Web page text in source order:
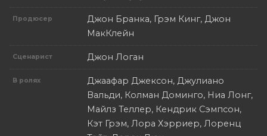
Продюсер
Джон Бранка, Грэм Кинг, Джон
МакКлейн
Сценарист Джон Логан
В ролях
Джаафар Джексон, Джулиано
Вальди, Колман Доминго, Ниа Лонг,
Майлз Теллер, Кендрик Сэмпсон,
Кэт Грэм, Лора Хэрриер, Лоренц